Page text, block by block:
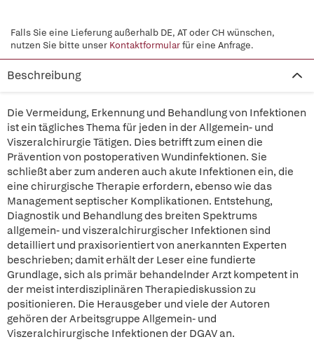
Falls Sie eine Lieferung außerhalb DE, AT oder CH wünschen,
nutzen Sie bitte unser Kontaktformularfür eine Anfrage.
Beschreibung
Die Vermeidung, Erkennung und Behandlung von Infektionen
ist ein tägliches Thema für jeden in der Allgemein- und
Viszeralchirurgie Tätigen. Dies betrifft zum einen die
Prävention von postoperativen Wundinfektionen. Sie
schließt aber zum anderen auch akute Infektionen ein, die
eine chirurgische Therapie erfordern, ebenso wie das
Management septischer Komplikationen. Entstehung,
Diagnostik und Behandlung des breiten Spektrums
allgemein- und viszeralchirurgischer Infektionen sind
detailliert und praxisorientiert von anerkannten Experten
beschrieben; damit erhält der Leser eine fundierte
Grundlage, sich als primär behandelnder Arzt kompetent in
der meist interdisziplinären Therapiediskussion zu
positionieren. Die Herausgeber und viele der Autoren
gehören der Arbeitsgruppe Allgemein- und
Viszeralchirurgische Infektionen der DGAV an.